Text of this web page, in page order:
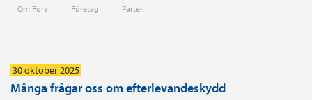
Om Fora Företag Parter
30 oktober 2025
Många frågar oss om efterlevandeskydd